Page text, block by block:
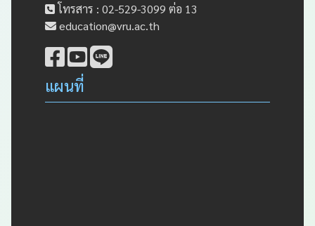
โทรสาร : 02-529-3099 ต่อ 13
education@vru.ac.th
แผนที่